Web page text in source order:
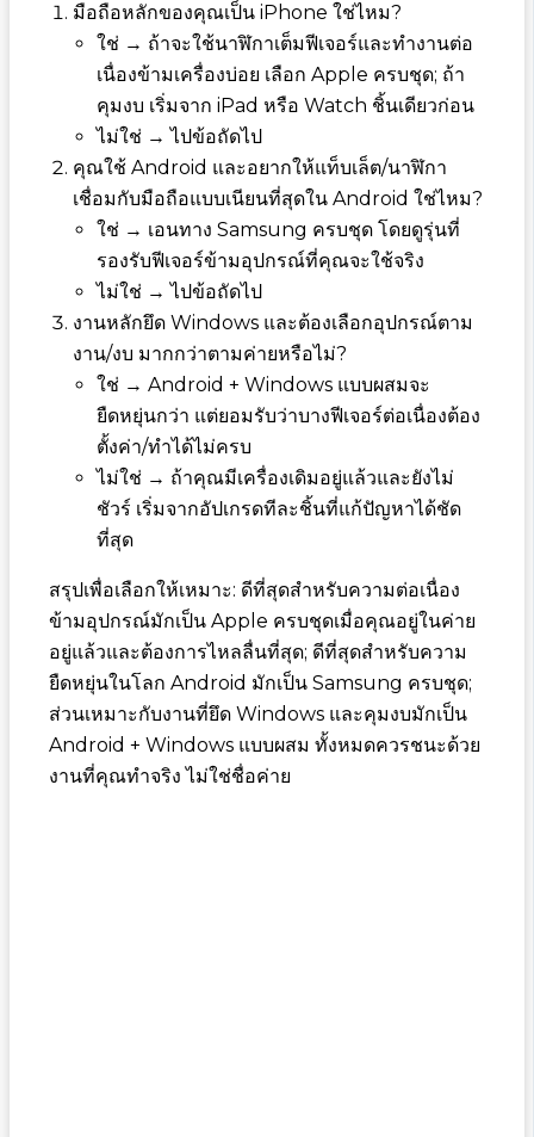
มือถือหลักของคุณเป็น iPhone ใช่ไหม?
ใช่ → ถ้าจะใช้นาฬิกาเต็มฟีเจอร์และทำงานต่อ
เนื่องข้ามเครื่องบ่อย เลือก Apple ครบชุด; ถ้า
คุมงบ เริ่มจาก iPad หรือ Watch ชิ้นเดียวก่อน
ไม่ใช่ → ไปข้อถัดไป
คุณใช้ Android และอยากให้แท็บเล็ต/นาฬิกา
เชื่อมกับมือถือแบบเนียนที่สุดใน Android ใช่ไหม?
ใช่ → เอนทาง Samsung ครบชุด โดยดูรุ่นที่
รองรับฟีเจอร์ข้ามอุปกรณ์ที่คุณจะใช้จริง
ไม่ใช่ → ไปข้อถัดไป
งานหลักยึด Windows และต้องเลือกอุปกรณ์ตาม
งาน/งบ มากกว่าตามค่ายหรือไม่?
ใช่ → Android + Windows แบบผสมจะ
ยืดหยุ่นกว่า แต่ยอมรับว่าบางฟีเจอร์ต่อเนื่องต้อง
ตั้งค่า/ทำได้ไม่ครบ
ไม่ใช่ → ถ้าคุณมีเครื่องเดิมอยู่แล้วและยังไม่
ชัวร์ เริ่มจากอัปเกรดทีละชิ้นที่แก้ปัญหาได้ชัด
ที่สุด
สรุปเพื่อเลือกให้เหมาะ: ดีที่สุดสำหรับความต่อเนื่อง
ข้ามอุปกรณ์มักเป็น Apple ครบชุดเมื่อคุณอยู่ในค่าย
อยู่แล้วและต้องการไหลลื่นที่สุด; ดีที่สุดสำหรับความ
ยืดหยุ่นในโลก Android มักเป็น Samsung ครบชุด;
ส่วนเหมาะกับงานที่ยึด Windows และคุมงบมักเป็น
Android + Windows แบบผสม ทั้งหมดควรชนะด้วย
งานที่คุณทำจริง ไม่ใช่ชื่อค่าย